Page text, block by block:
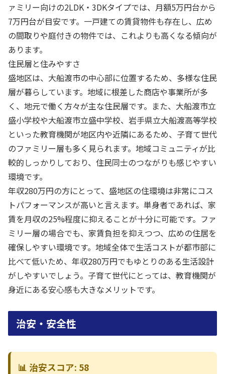
ァミリー向けの2LDK・3DKタイプでは、月額5万円台から
7万円台が目安です。一戸建ての賃貸物件も存在し、広め
の間取りや庭付きの物件では、これよりも高くなる傾向が
あります。
住民層と住みやすさ
盛地区は、大船渡市の中心部に位置するため、多様な住民
層が暮らしています。地域に根差した商店や事業所が多
く、地元で働く方々が主な住民層です。また、大船渡市立
盛小学校や大船渡市立盛中学校、岩手県立大船渡高等学校
といった教育機関が地区内や近隣にあるため、子育て世代
のファミリー層も多く見られます。地域コミュニティが比
較的しっかりしており、住民同士のつながりも感じやすい
環境です。
年収280万円の方にとって、盛地区の住環境は非常にコス
トパフォーマンスが高いと言えます。単身者であれば、家
賃を月収の25%程度に抑えることが十分に可能です。ファ
ミリー層の場合でも、家賃負担を抑えつつ、広めの住居を
確保しやすい環境です。地域全体で生活コストが都市部に
比べて低いため、年収280万円でもゆとりのある生活設計
がしやすいでしょう。子育て世代にとっては、教育機関が
身近にある安心感も大きなメリットです。
治安・安全性
📊 治安スコア: 58